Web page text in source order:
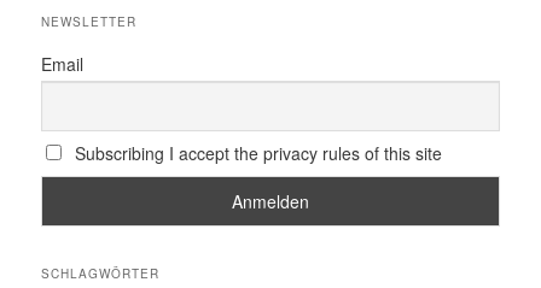
NEWSLETTER
Email
Subscribing I accept the privacy rules of this site
SCHLAGWÖRTER